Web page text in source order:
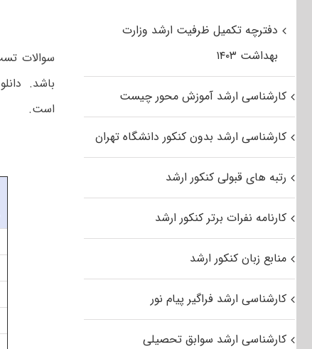
است.
دفترچه تکمیل ظرفیت ارشد وزارت
بهداشت ۱۴۰۳
کارشناسی ارشد آموزش محور چیست
کارشناسی ارشد بدون کنکور دانشگاه تهران
رتبه های قبولی کنکور ارشد
کارنامه نفرات برتر کنکور ارشد
منابع زبان کنکور ارشد
کارشناسی ارشد فراگیر پیام نور
کارشناسی ارشد سوابق تحصیلی